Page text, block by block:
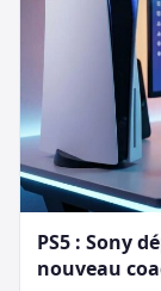
PS5 : Sony
nouveau